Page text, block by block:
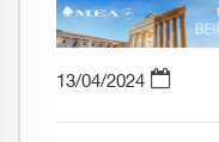
13/04/2024